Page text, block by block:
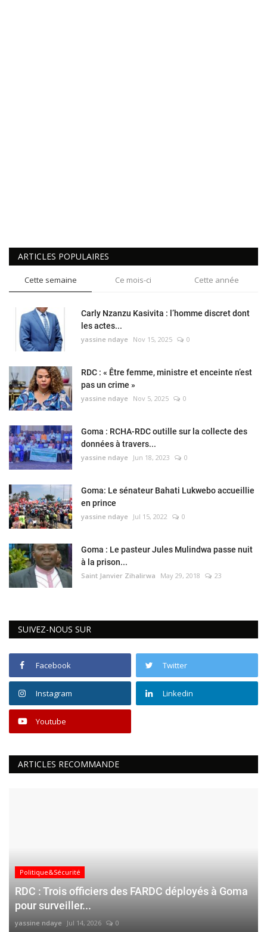
ARTICLES POPULAIRES
Cette semaine Ce mois-ci Cette année
Carly Nzanzu Kasivita : l’homme discret dont
les actes...
yassine ndaye Nov 15, 2025 0
RDC : « Être femme, ministre et enceinte n’est
pas un crime »
yassine ndaye Nov 5, 2025 0
Goma : RCHA-RDC outille sur la collecte des
données à travers...
yassine ndaye Jun 18, 2023 0
Goma: Le sénateur Bahati Lukwebo accueillie
en prince
yassine ndaye Jul 15, 2022 0
Goma : Le pasteur Jules Mulindwa passe nuit
à la prison...
Saint Janvier Zihalirwa May 29, 2018 23
SUIVEZ-NOUS SUR
Facebook Twitter
Instagram Linkedin
Youtube
ARTICLES RECOMMANDE
Politique&Sécurité
RDC : Trois officiers des FARDC déployés à Goma
pour surveiller...
yassine ndaye Jul 14, 2026 0